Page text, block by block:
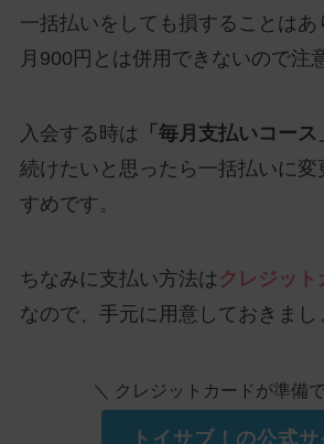
一括払いをしても損することはあ
月900円とは併用できないので注
入会する時は 「毎月支払いコー
続けたいと思ったら一括払いに変
すめです。
ちなみに支払い方法は クレジッ
なので、手元に用意しておきまし
＼ クレジットカードが準備
トイサブ！の公式サ